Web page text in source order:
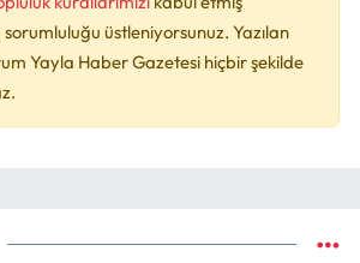
üstleniyorsunuz. Yazılan
Yayla Haber Gazetesi hiçbir şekilde